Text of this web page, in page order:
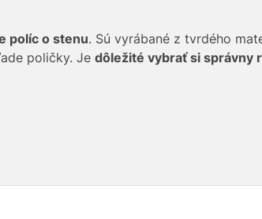
políc o stenu. Sú vyrábané z tvrdého
poličky. Je dôležité vybrať si správny